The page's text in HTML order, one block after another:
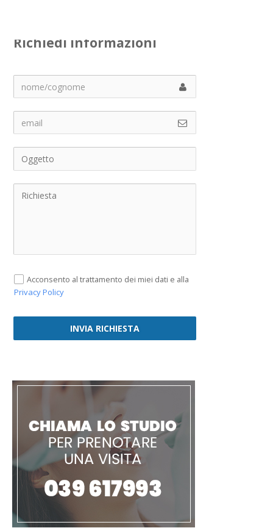
Richiedi informazioni
Acconsento al trattamento dei miei dati e alla
Privacy Policy
INVIA RICHIESTA